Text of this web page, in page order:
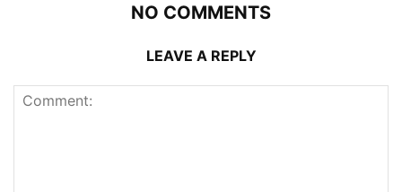
NO COMMENTS
LEAVE A REPLY